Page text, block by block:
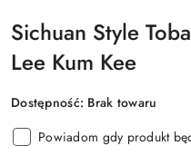
Sichuan Style
Lee Kum Kee
Dostępność: Brak towaru
Powiadom gdy produkt